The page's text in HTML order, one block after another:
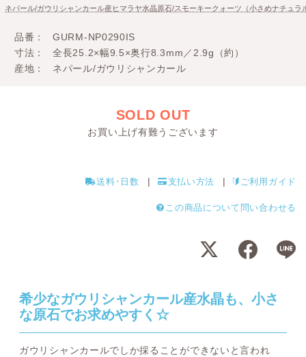
ネパール/ガウリシャンカール産ヒマラヤ水晶原石/スモーキークォーツ（小さめナチュラ
品番
GURM-NP0290IS
寸法
全長25.2×幅9.5×奥行8.3mm／2.9g（約）
産地
ネパール/ガウリシャンカール
SOLD OUT
お買い上げ有難うございます
送料･日数 支払い方法 ご利用ガイド
この商品について問い合わせる
希少なガウリシャンカール産水晶も、小さ
な原石でお求めやすく☆
ガウリシャンカールでしか採ることができないと言われ